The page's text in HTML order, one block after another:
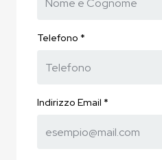
Telefono *
Indirizzo Email *